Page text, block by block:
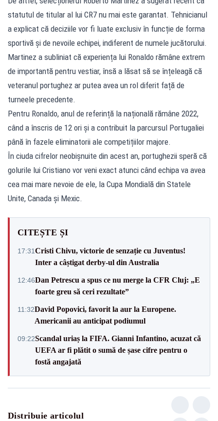
statutul de titular al lui CR7 nu mai este garantat. Tehnicianul
a explicat că deciziile vor fi luate exclusiv în funcție de forma
sportivă și de nevoile echipei, indiferent de numele jucătorului.
Martinez a subliniat că experiența lui Ronaldo rămâne extrem
de importantă pentru vestiar, însă a lăsat să se înțeleagă că
veteranul portughez ar putea avea un rol diferit față de
turneele precedente.
Pentru Ronaldo, anul de referință la națională rămâne 2022,
când a înscris de 12 ori și a contribuit la parcursul Portugaliei
până în fazele eliminatorii ale competițiilor majore.
În ciuda cifrelor neobișnuite din acest an, portughezii speră că
golurile lui Cristiano vor veni exact atunci când echipa va avea
cea mai mare nevoie de ele, la Cupa Mondială din Statele
Unite, Canada și Mexic.
CITEȘTE ȘI
17:31Cristi Chivu, victorie de senzație cu Juventus!
Inter a câștigat derby-ul din Australia
12:46Dan Petrescu a spus ce nu merge la CFR Cluj: „E
foarte greu să ceri rezultate”
11:32David Popovici, favorit la aur la Europene.
Americanii au anticipat podiumul
09:22Scandal uriaș la FIFA. Gianni Infantino, acuzat că
UEFA ar fi plătit o sumă de șase cifre pentru o
fostă angajată
Distribuie articolul